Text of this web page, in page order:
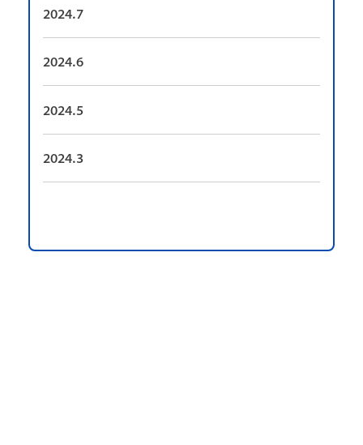
2024.7
2024.6
2024.5
2024.3